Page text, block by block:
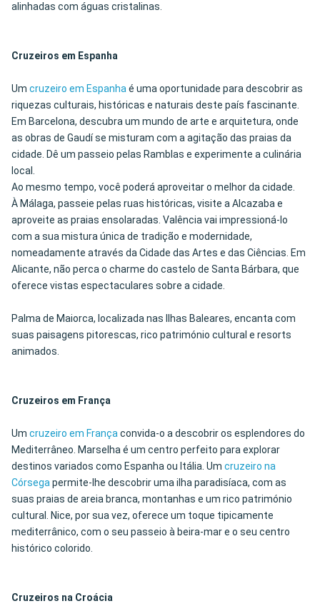
alinhadas com águas cristalinas.
Cruzeiros em Espanha
Um cruzeiro em Espanhaé uma oportunidade para descobrir as
riquezas culturais, históricas e naturais deste país fascinante.
Em Barcelona, descubra um mundo de arte e arquitetura, onde
as obras de Gaudí se misturam com a agitação das praias da
cidade. Dê um passeio pelas Ramblas e experimente a culinária
local.
Ao mesmo tempo, você poderá aproveitar o melhor da cidade.
À Málaga, passeie pelas ruas históricas, visite a Alcazaba e
aproveite as praias ensolaradas. Valência vai impressioná-lo
com a sua mistura única de tradição e modernidade,
nomeadamente através da Cidade das Artes e das Ciências. Em
Alicante, não perca o charme do castelo de Santa Bárbara, que
oferece vistas espectaculares sobre a cidade.
Palma de Maiorca, localizada nas Ilhas Baleares, encanta com
suas paisagens pitorescas, rico património cultural e resorts
animados.
Cruzeiros em França
Um cruzeiro em Françaconvida-o a descobrir os esplendores do
Mediterrâneo. Marselha é um centro perfeito para explorar
destinos variados como Espanha ou Itália. Um cruzeiro na
Córsegapermite-lhe descobrir uma ilha paradisíaca, com as
suas praias de areia branca, montanhas e um rico património
cultural. Nice, por sua vez, oferece um toque tipicamente
mediterrânico, com o seu passeio à beira-mar e o seu centro
histórico colorido.
Cruzeiros na Croácia